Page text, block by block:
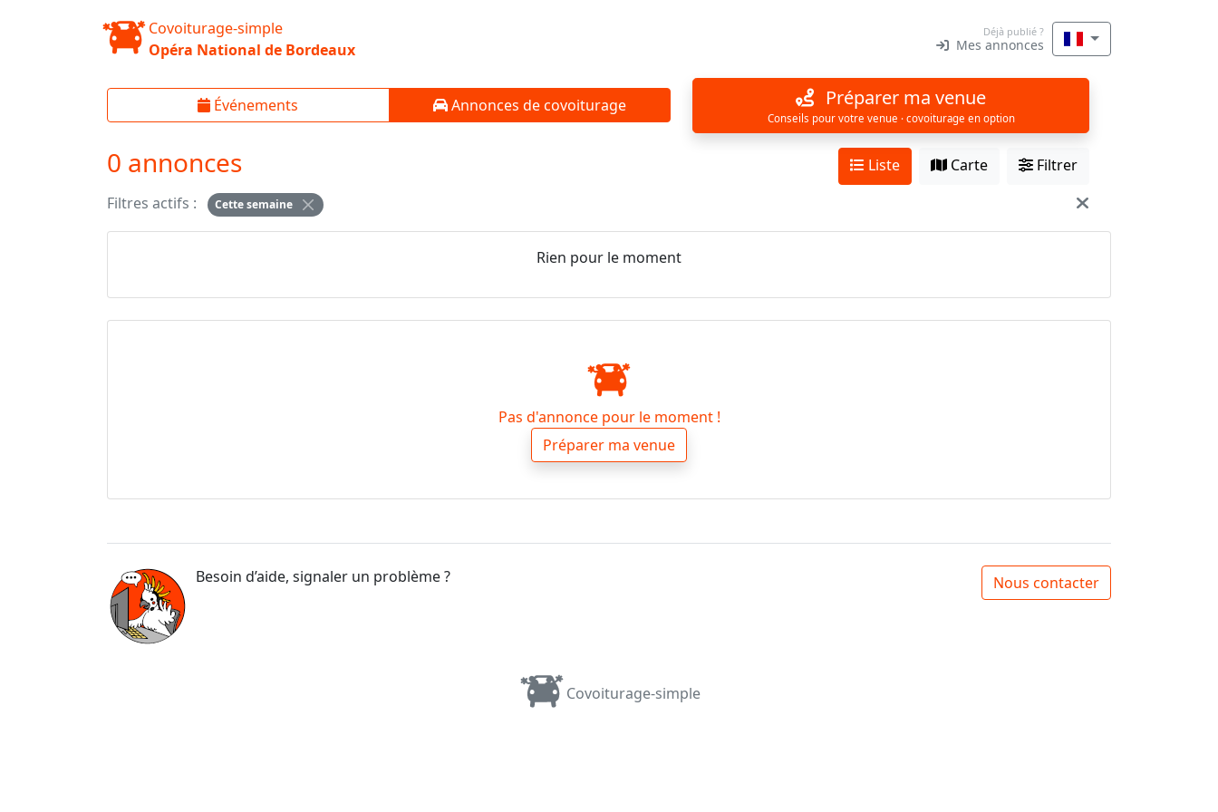
Covoiturage-simple
Opéra National de Bordeaux
Déjà publié ?
Mes annonces
Événements Annonces de covoiturage Préparer ma venue
Conseils pour votre venue · covoiturage en option
0 annonces Liste Carte
Filtrer
Filtres actifs :
Cette semaine
Rien pour le moment
Pas d'annonce pour le moment !
Préparer ma venue
Besoin d’aide, signaler un problème ? Nous contacter
Covoiturage-simple